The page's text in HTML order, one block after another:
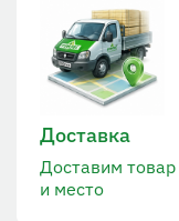
Доставка
Доставим
и место